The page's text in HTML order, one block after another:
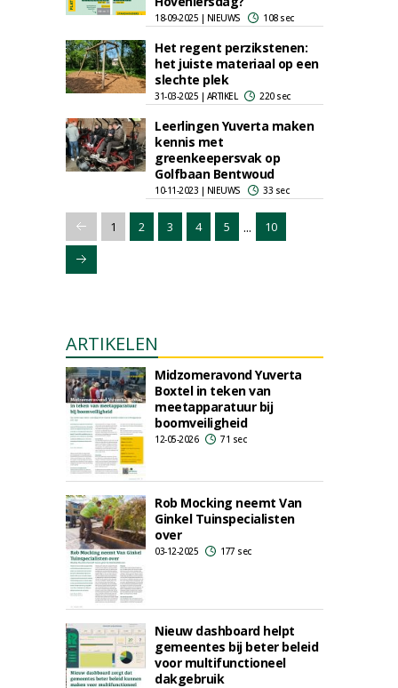
18-09-2025 | NIEUWS 108 sec
Het regent perzikstenen:
het juiste materiaal op een
slechte plek
31-03-2025 | ARTIKEL 220 sec
Leerlingen Yuverta maken
kennis met
greenkeepersvak op
Golfbaan Bentwoud
10-11-2023 | NIEUWS 33 sec
1 2 3 4 5 ... 10
ARTIKELEN
Midzomeravond Yuverta
Boxtel in teken van
meetapparatuur bij
boomveiligheid
12-05-2026 71 sec
Rob Mocking neemt Van
Ginkel Tuinspecialisten
over
03-12-2025 177 sec
Nieuw dashboard helpt
gemeentes bij beter beleid
voor multifunctioneel
dakgebruik